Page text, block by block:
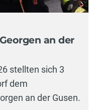
an der
stellten sich 3
dem
an der Gusen.